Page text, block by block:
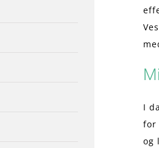
I
for
og